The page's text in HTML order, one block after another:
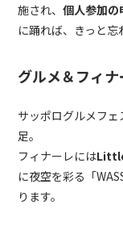
施され、個人参加
に踊れば、きっと忘
グルメ＆フィ
サッポログルメフ
足。
フィナーレには
に夜空を彩る「
ります。